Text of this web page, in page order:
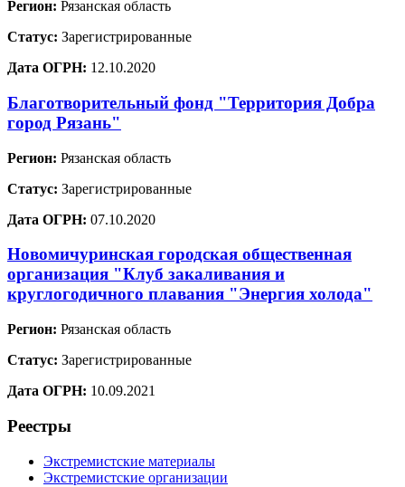
Регион: Рязанская область
Статус: Зарегистрированные
Дата ОГРН: 12.10.2020
Благотворительный фонд "Территория Добра
город Рязань"
Регион: Рязанская область
Статус: Зарегистрированные
Дата ОГРН: 07.10.2020
Новомичуринская городская общественная
организация "Клуб закаливания и
круглогодичного плавания "Энергия холода"
Регион: Рязанская область
Статус: Зарегистрированные
Дата ОГРН: 10.09.2021
Реестры
Экстремистские материалы
Экстремистские организации